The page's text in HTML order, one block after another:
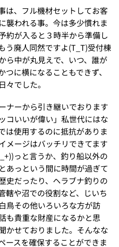
は、フル機材セットしてお客
襲われる事。今は多少慣れま
約が入ると３時半から準備し
う廃人同然ですよ(T_T)受付棟
ら中が丸見えで、いつ、誰が
に横になることもできず、
々でした。
ナーから引き継いでおります
コいいが偉い」私世代にはな
は使用するのに抵抗がありま
メージはバッチリできてます
っと言うか、釣り船以外の
あっという間に時間が過ぎて
史だったり、ヘラブナ釣りの
轄や沼での役割など、じいち
鳥その他いろいろな方が訪
も貴重な財産になるかと思
かせておりました。そんなな
ースを確保することができま